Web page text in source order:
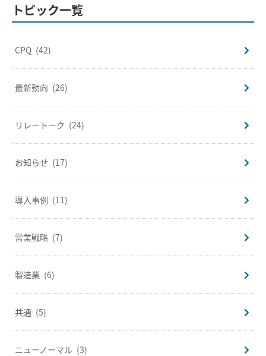
トピック一覧
CPQ (42)
最新動向 (26)
リレートーク (24)
お知らせ (17)
導入事例 (11)
営業戦略 (7)
製造業 (6)
共通 (5)
ニューノーマル (3)